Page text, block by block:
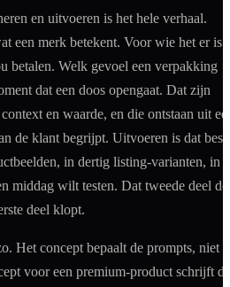
en uitvoeren is het hele verhaal.
een merk betekent. Voor wie het er is.
betalen. Welk gevoel een verpakking
dat een doos opengaat. Dat zijn
en waarde, en die ontstaan uit
de klant begrijpt. Uitvoeren is dat
in dertig listing-varianten, in
middag wilt testen. Dat tweede deel
deel klopt.
Het concept bepaalt de prompts, niet
voor een premium-product schrijft de